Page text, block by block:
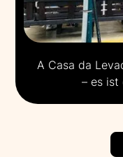
A Casa da
– es ist